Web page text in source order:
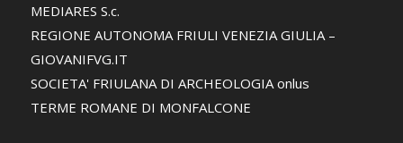
MEDIARES S.c.
REGIONE AUTONOMA FRIULI VENEZIA GIULIA –
GIOVANIFVG.IT
SOCIETA' FRIULANA DI ARCHEOLOGIA onlus
TERME ROMANE DI MONFALCONE